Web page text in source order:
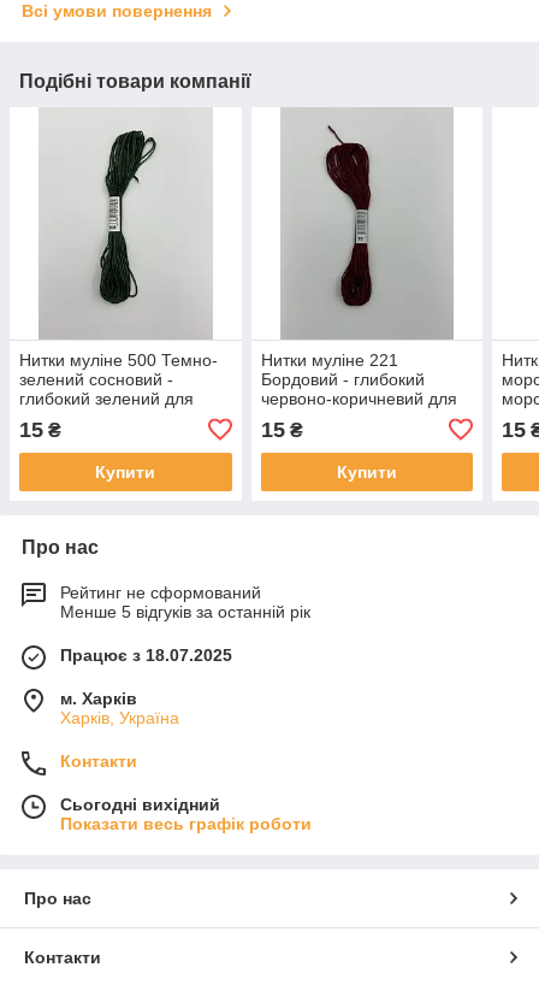
Всі умови повернення
Подібні товари компанії
Нитки муліне 500 Темно-
зелений сосновий -
глибокий зелений для
15 ₴
Купити
Нитки муліне 221
Бордовий - глибокий
червоно-коричневий для
15₴
Купити
15
Про нас
Рейтинг не сформований
Менше 5 відгуків за останній рік
Працює з 18.07.2025
м. Харків
Харків, Україна
Контакти
Сьогодні вихідний
Показати весь графік роботи
Про нас
Контакти